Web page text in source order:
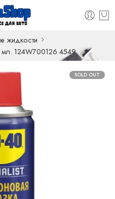
жидкости
124W700126 4549
SOLD OUT